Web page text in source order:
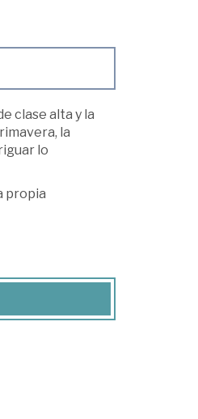
clase alta y la
la
lo
propia